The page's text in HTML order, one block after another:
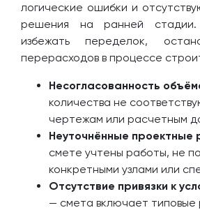
логические ошибки и
решения на ранней
избежать переделок,
перерасходов в процессе
Несогласованность
количества не
чертежам или расчетным
Неуточнённые проектные
смете учтены работы, не
конкретными узлами или
Отсутствие привязки к
— смета включает типовые